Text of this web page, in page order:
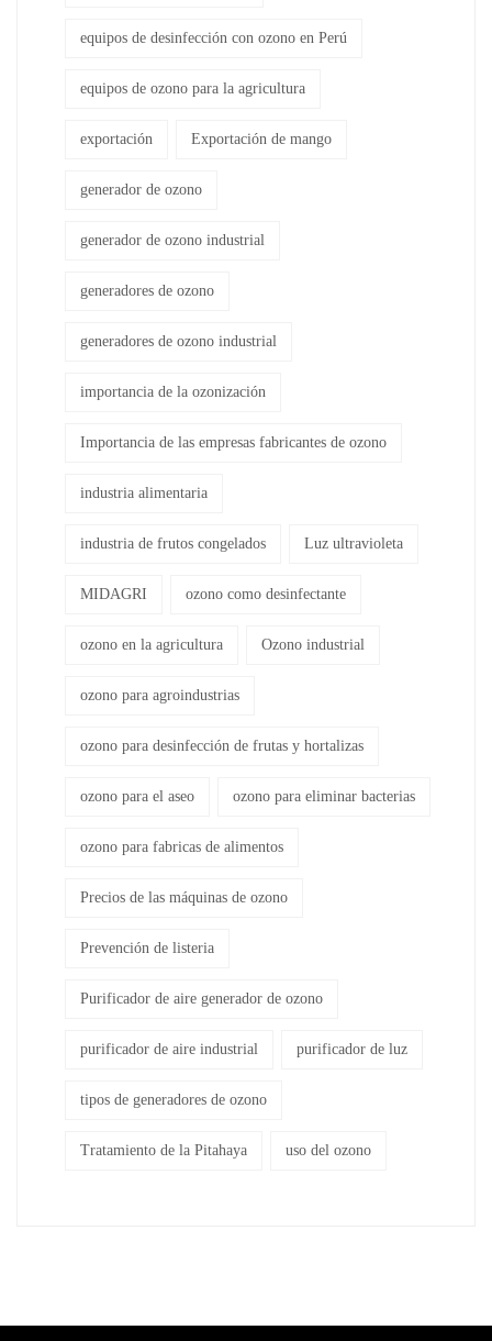
equipos de desinfección con ozono en Perú
equipos de ozono para la agricultura
exportación Exportación de mango
generador de ozono
generador de ozono industrial
generadores de ozono
generadores de ozono industrial
importancia de la ozonización
Importancia de las empresas fabricantes de ozono
industria alimentaria
industria de frutos congelados Luz ultravioleta
MIDAGRI ozono como desinfectante
ozono en la agricultura Ozono industrial
ozono para agroindustrias
ozono para desinfección de frutas y hortalizas
ozono para el aseo ozono para eliminar bacterias
ozono para fabricas de alimentos
Precios de las máquinas de ozono
Prevención de listeria
Purificador de aire generador de ozono
purificador de aire industrial purificador de luz
tipos de generadores de ozono
Tratamiento de la Pitahaya uso del ozono